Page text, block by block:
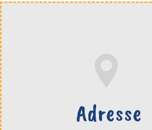
Adresse